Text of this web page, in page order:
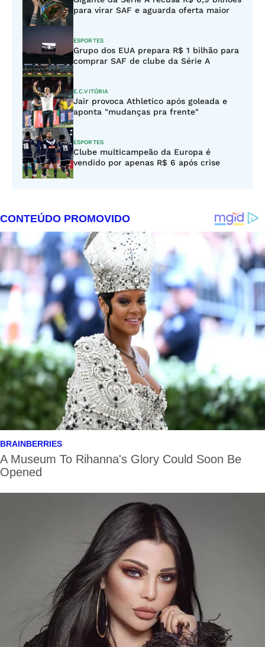
para virar SAF e aguarda oferta maior
ESPORTES
Grupo dos EUA prepara R$ 1 bilhão para
comprar SAF de clube da Série A
E.C.VITÓRIA
Jair provoca Athletico após goleada e
aponta "mudanças pra frente"
ESPORTES
Clube multicampeão da Europa é
vendido por apenas R$ 6 após crise